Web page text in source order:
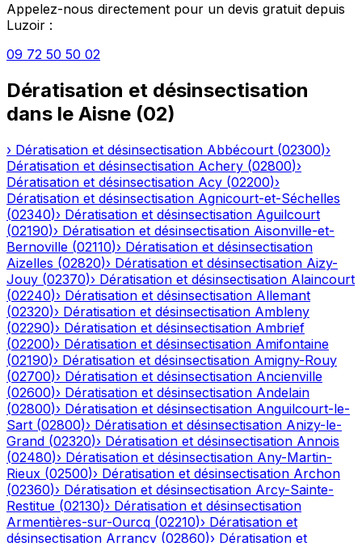
Appelez-nous directement pour un devis gratuit depuis
Luzoir :
09 72 50 50 02
Dératisation et désinsectisation
dans le Aisne (02)
› Dératisation et désinsectisation Abbécourt (02300)›
Dératisation et désinsectisation Achery (02800)›
Dératisation et désinsectisation Acy (02200)›
Dératisation et désinsectisation Agnicourt-et-Séchelles
(02340)› Dératisation et désinsectisation Aguilcourt
(02190)› Dératisation et désinsectisation Aisonville-et-
Bernoville (02110)› Dératisation et désinsectisation
Aizelles (02820)› Dératisation et désinsectisation Aizy-
Jouy (02370)› Dératisation et désinsectisation Alaincourt
(02240)› Dératisation et désinsectisation Allemant
(02320)› Dératisation et désinsectisation Ambleny
(02290)› Dératisation et désinsectisation Ambrief
(02200)› Dératisation et désinsectisation Amifontaine
(02190)› Dératisation et désinsectisation Amigny-Rouy
(02700)› Dératisation et désinsectisation Ancienville
(02600)› Dératisation et désinsectisation Andelain
(02800)› Dératisation et désinsectisation Anguilcourt-le-
Sart (02800)› Dératisation et désinsectisation Anizy-le-
Grand (02320)› Dératisation et désinsectisation Annois
(02480)› Dératisation et désinsectisation Any-Martin-
Rieux (02500)› Dératisation et désinsectisation Archon
(02360)› Dératisation et désinsectisation Arcy-Sainte-
Restitue (02130)› Dératisation et désinsectisation
Armentières-sur-Ourcq (02210)› Dératisation et
désinsectisation Arrancy (02860)› Dératisation et